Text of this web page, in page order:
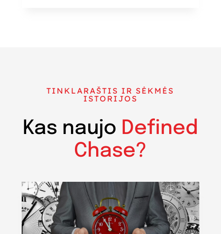
TINKLARAŠTIS IR SĖKMĖS
ISTORIJOS
Kas naujo Defined
Chase?